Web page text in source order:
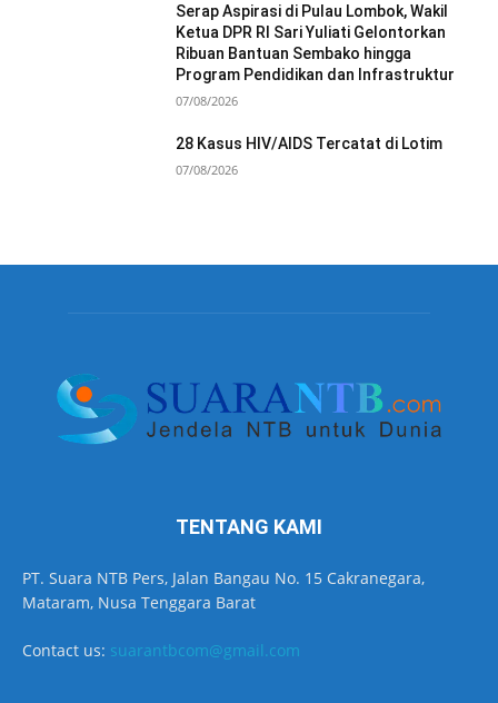
Serap Aspirasi di Pulau Lombok, Wakil
Ketua DPR RI Sari Yuliati Gelontorkan
Ribuan Bantuan Sembako hingga
Program Pendidikan dan Infrastruktur
07/08/2026
28 Kasus HIV/AIDS Tercatat di Lotim
07/08/2026
TENTANG KAMI
PT. Suara NTB Pers, Jalan Bangau No. 15 Cakranegara,
Mataram, Nusa Tenggara Barat
Contact us: suarantbcom@gmail.com